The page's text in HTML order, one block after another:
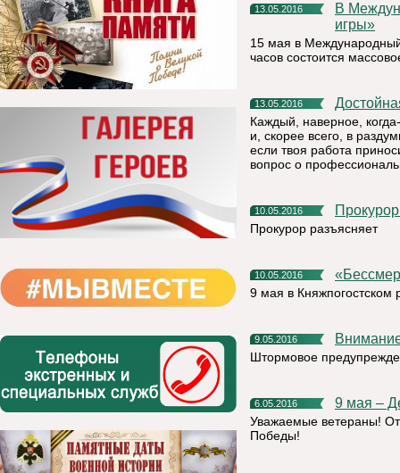
13.05.2016
В Международный день семьи в Емве пройдут «Семейные
игры»
15 мая в
часов состоится
13.05.2016
Каждый, наверное,
и, скорее всего, в
если твоя работа
вопрос о
10.05.2016
Прокурор разъясняет
10.05.2016
9 мая в
9.05.2016
Штормовое
6.05.2016 9 мая –
Уважаемые ветераны!
Победы!